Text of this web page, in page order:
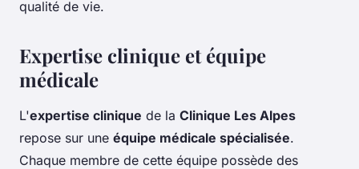
qualité de vie.
Expertise clinique et équipe
médicale
L'expertise clinique de la Clinique Les Alpes
repose sur une équipe médicale spécialisée.
Chaque membre de cette équipe possède des